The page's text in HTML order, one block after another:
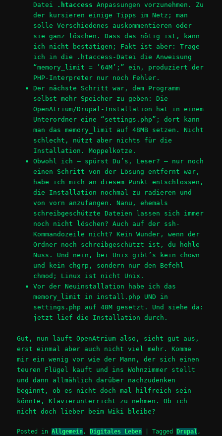
Datei
.htaccess Anpassungen vorzunehmen. Zu
der kursieren einige Tipps im Netz; man
solle Verschiedenes auskommentieren oder
sie ganz löschen. Dass das nötig ist, kann
ich nicht bestätigen; Fakt ist aber: Trage
ich in die .htaccess-Datei die Anweisung
“memory_limit = ’64M’;” ein, produziert der
PHP-Interpreter nur noch Fehler.
Der nächste Schritt war, dem Programm
selbst mehr Speicher zu geben: Die
OpenAtrium/Drupal-Installation hat in einem
Unterordner eine “settings.php”; dort kann
man das memory_limit auf 48MB setzen. Nicht
schlecht, nützt aber nichts für die
Installation. Moppelkotze.
Obwohl ich – spürst Du’s, Leser? – nur noch
einen Schritt von der Lösung entfernt war,
habe ich mich an diesem Punkt entschlossen,
die Installation nochmal zu radieren und
von vorn anzufangen. Nanu, ehemals
schreibgeschützte Dateien lassen sich immer
noch nicht löschen? Auch auf der ssh-
Kommandozeile nicht? Kein Wunder, wenn der
Ordner noch schreibgeschützt ist, du hohle
Nuss. Und nein, bei Unix gibt’s kein chown
und kein chgrp, sondern nur den Befehl
chmod; Linux ist nicht Unix.
Vor der Neuinstallation habe ich das
memory_limit in install.php UND in
settings.php auf 48M gesetzt. Und siehe da:
jetzt lief die Installation durch.
Gut, nun läuft OpenAtrium also, sieht gut aus,
erst einmal aber auch nicht viel mehr. Komme
mir ein wenig vor wie der Mann, der sich einen
teuren Flügel kauft und ins Wohnzimmer stellt
und dann allmählich darüber nachzudenken
beginnt, ob es nicht doch mal hilfreich sein
könnte, Klavierunterricht zu nehmen. Ob ich
nicht doch lieber beim Wiki bleibe?
Posted in Allgemein,Digitales Leben |Tagged Drupal,